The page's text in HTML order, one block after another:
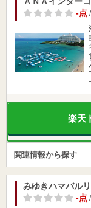
-点/
楽天
関連情報から探す
みゆきハマバル
-点/